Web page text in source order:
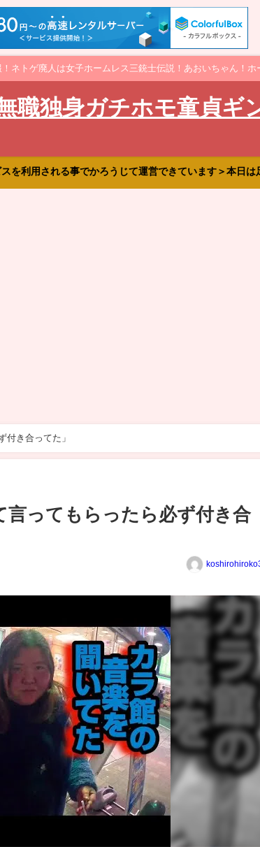
ネトゲ廃人は女子ホームレス三銃士伝説！あおいちゃん！ホ
職独身ガチホモ童貞ギ
を利用される事でかろうじて運営できています＞本日は
付き合ってた」
言ってもらったら必ず付き合